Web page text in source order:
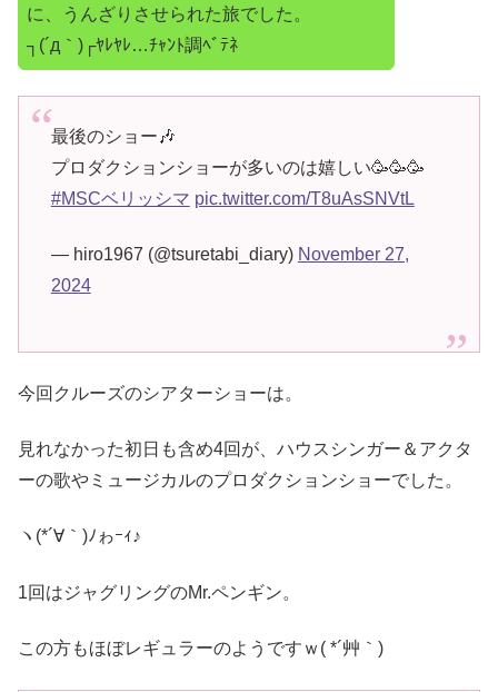
に、
うんざりさせられた旅でした。
┐(´д｀)┌ﾔﾚﾔﾚ…ﾁｬﾝﾄ調ﾍﾞﾃﾈ
最後のショー🎶
プロダクションショーが多いのは嬉しい🥳🥳🥳
#MSCベリッシマ pic.twitter.com/T8uAsSNVtL
— hiro1967 (@tsuretabi_diary) November 27,
2024
今回クルーズのシアターショーは。
見れなかった初日も含め4回が、ハウスシンガー＆アクタ
ーの歌やミュージカルのプロダクションショーでした。
ヽ(*´∀｀)ﾉゎｰｨ♪
1回はジャグリングのMr.ペンギン。
この方もほぼレギュラーのようですｗ( *´艸｀)